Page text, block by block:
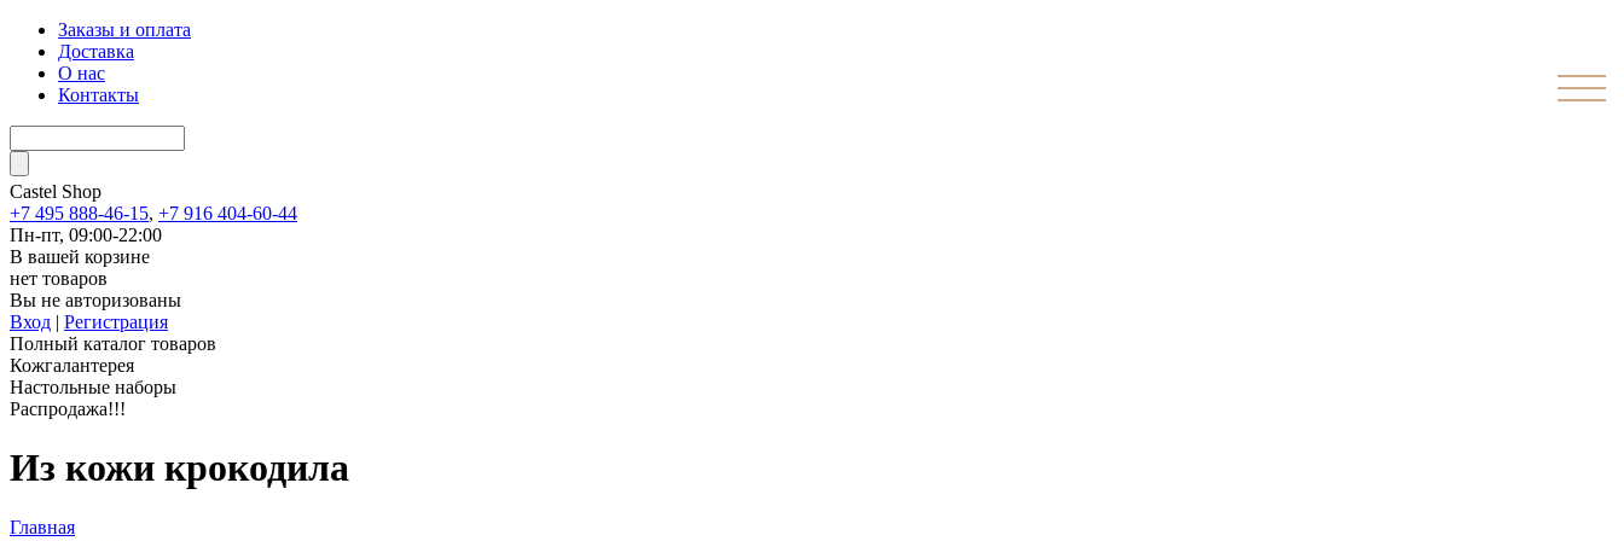
Заказы и оплата
Доставка
О нас
Контакты
Castel Shop
+7 495 888-46-15, +7 916 404-60-44
Пн-пт, 09:00-22:00
В вашей корзине
нет товаров
Вы не авторизованы
Вход | Регистрация
Полный каталог товаров
Кожгалантерея
Настольные наборы
Распродажа!!!
Из кожи крокодила
Главная